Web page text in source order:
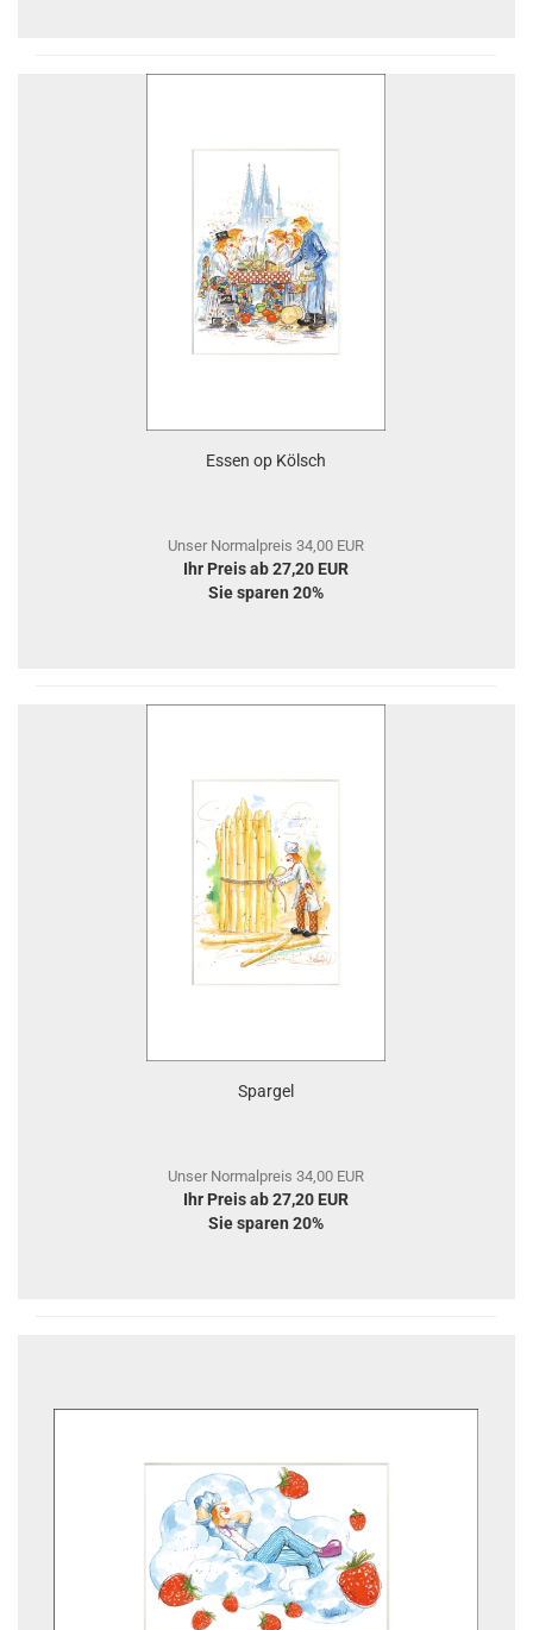
Essen op Kölsch
Unser Normalpreis 34,00 EUR
Ihr Preis ab 27,20 EUR
Sie sparen 20%
Spargel
Unser Normalpreis 34,00 EUR
Ihr Preis ab 27,20 EUR
Sie sparen 20%